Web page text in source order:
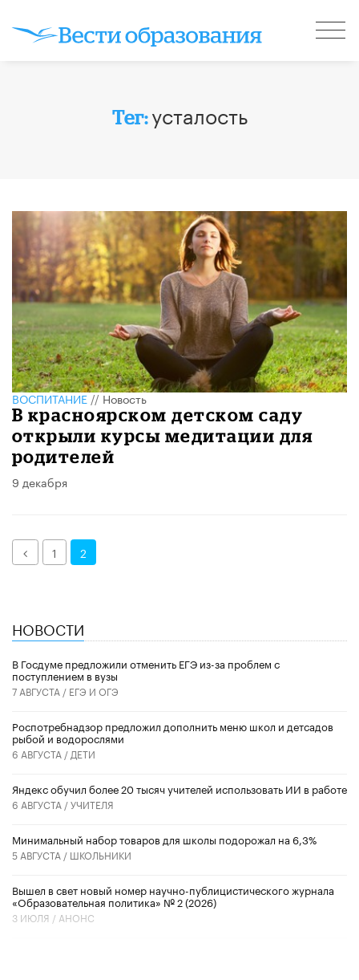
Тег:усталость
ВОСПИТАНИЕ//Новость
В красноярском детском саду
открыли курсы медитации для
родителей
9 декабря
Назад1 2
НОВОСТИ
В Госдуме предложили отменить ЕГЭ из-за проблем с
поступлением в вузы
7 АВГУСТА / ЕГЭ И ОГЭ
Роспотребнадзор предложил дополнить меню школ и детсадов
рыбой и водорослями
6 АВГУСТА / ДЕТИ
​Яндекс обучил более 20 тысяч учителей использовать ИИ в работе
6 АВГУСТА /УЧИТЕЛЯ
Минимальный набор товаров для школы подорожал на 6,3%
5 АВГУСТА / ШКОЛЬНИКИ
Вышел в свет новый номер научно-публицистического журнала
«Образовательная политика» № 2 (2026)
3 ИЮЛЯ / АНОНС